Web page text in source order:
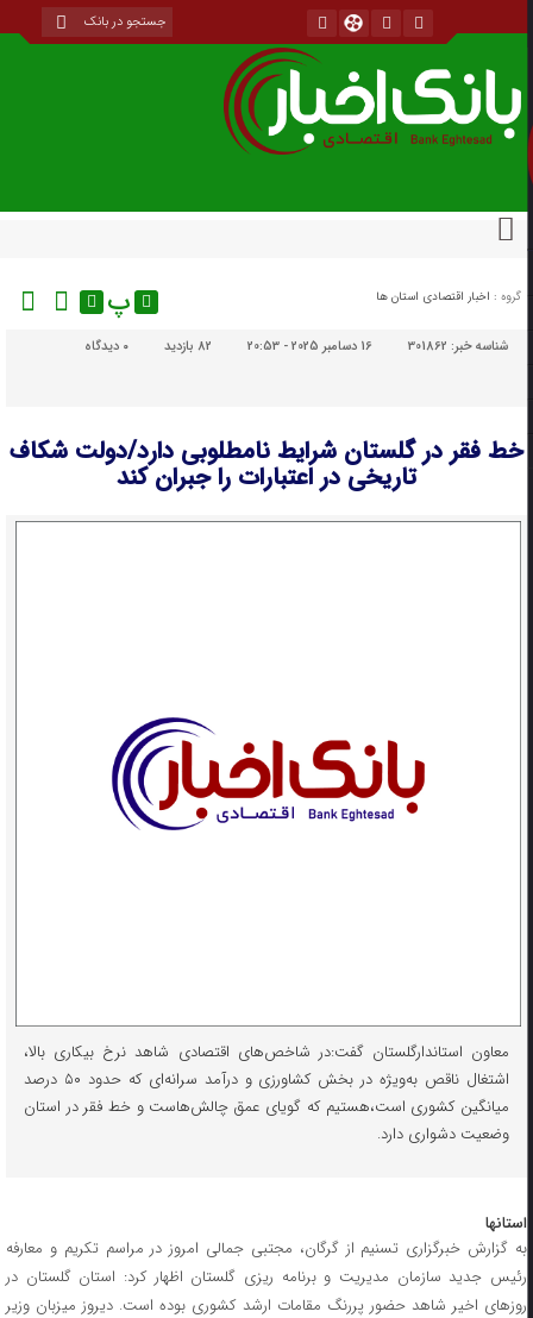
گروه : اخبار اقتصادی استان ها پ
شناسه خبر:301862 16 دسامبر 2025 - 20:53 82 بازدید دیدگاه
خط فقر در گلستان شرایط نامطلوبی دارد/دولت شکاف‌
تاریخی در اعتبارات را جبران کند
معاون استاندارگلستان گفت:در شاخص‌های اقتصادی شاهد نرخ بیکاری بالا،
اشتغال ناقص به‌ویژه در بخش کشاورزی و درآمد سرانه‌ای که حدود ۵۰ درصد
میانگین کشوری است،هستیم که گویای عمق چالش‌هاست و خط فقر در استان
وضعیت دشواری دارد.
استانها
به گزارش خبرگزاری تسنیم از گرگان، مجتبی جمالی امروز در مراسم تکریم و معارفه
رئیس جدید سازمان مدیریت و برنامه ریزی گلستان اظهار کرد: استان گلستان در
روزهای اخیر شاهد حضور پررنگ مقامات ارشد کشوری بوده است. دیروز میزبان وزیر